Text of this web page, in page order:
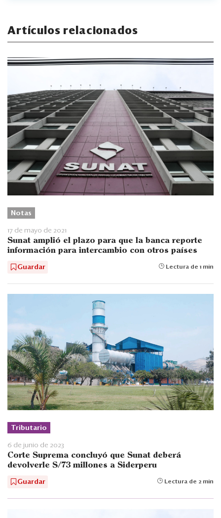
Artículos relacionados
Notas
17 de mayo de 2021
Sunat amplió el plazo para que la banca reporte
información para intercambio con otros países
Guardar Lectura de 1 min
Tributario
6 de junio de 2023
Corte Suprema concluyó que Sunat deberá
devolverle S/73 millones a Siderperu
Guardar Lectura de 2 min